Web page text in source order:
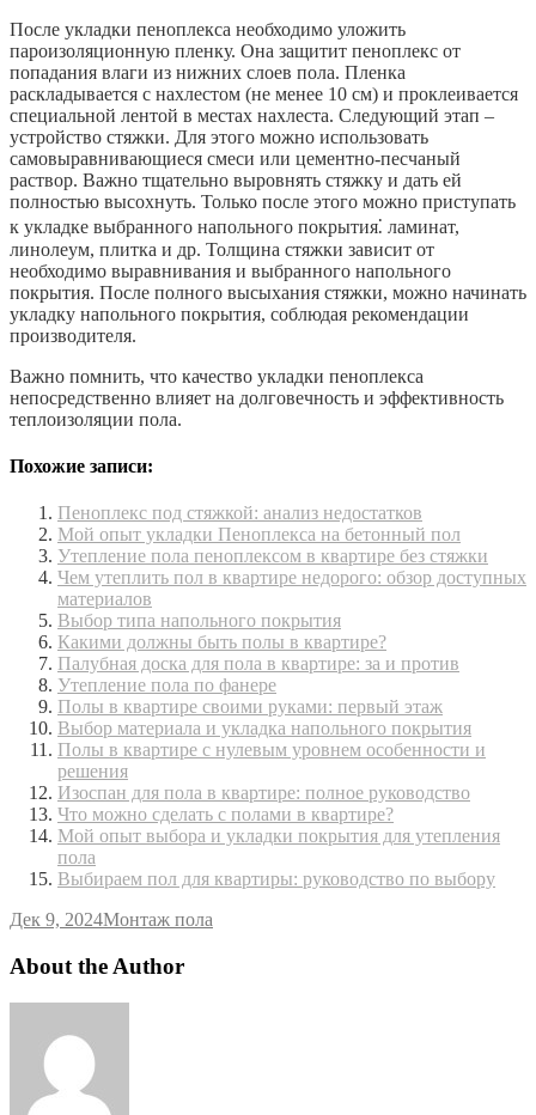
После укладки пеноплекса необходимо уложить
пароизоляционную пленку. Она защитит пеноплекс от
попадания влаги из нижних слоев пола. Пленка
раскладывается с нахлестом (не менее 10 см) и проклеивается
специальной лентой в местах нахлеста. Следующий этап –
устройство стяжки. Для этого можно использовать
самовыравнивающиеся смеси или цементно-песчаный
раствор. Важно тщательно выровнять стяжку и дать ей
полностью высохнуть. Только после этого можно приступать
к укладке выбранного напольного покрытия⁚ ламинат,
линолеум, плитка и др. Толщина стяжки зависит от
необходимо выравнивания и выбранного напольного
покрытия. После полного высыхания стяжки, можно начинать
укладку напольного покрытия, соблюдая рекомендации
производителя.
Важно помнить, что качество укладки пеноплекса
непосредственно влияет на долговечность и эффективность
теплоизоляции пола.
Похожие записи:
Пеноплекс под стяжкой: анализ недостатков
Мой опыт укладки Пеноплекса на бетонный пол
Утепление пола пеноплексом в квартире без стяжки
Чем утеплить пол в квартире недорого: обзор доступных
материалов
Выбор типа напольного покрытия
Какими должны быть полы в квартире?
Палубная доска для пола в квартире: за и против
Утепление пола по фанере
Полы в квартире своими руками: первый этаж
Выбор материала и укладка напольного покрытия
Полы в квартире с нулевым уровнем особенности и
решения
Изоспан для пола в квартире: полное руководство
Что можно сделать с полами в квартире?
Мой опыт выбора и укладки покрытия для утепления
пола
Выбираем пол для квартиры: руководство по выбору
Дек 9, 2024Монтаж пола
About the Author